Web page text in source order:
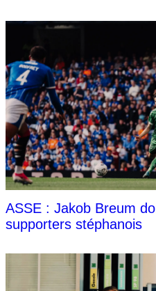
ASSE : Jakob Breum
supporters stéphanois